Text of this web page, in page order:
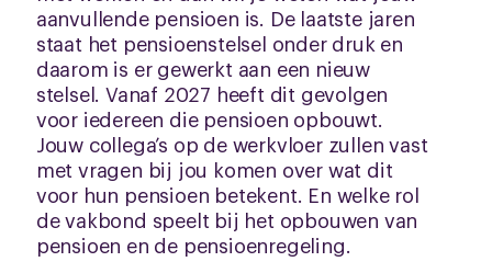
aanvullende pensioen is. De laatste jaren
staat het pensioenstelsel onder druk en
daarom is er gewerkt aan een nieuw
stelsel. Vanaf 2027 heeft dit gevolgen
voor iedereen die pensioen opbouwt.
Jouw collega’s op de werkvloer zullen vast
met vragen bij jou komen over wat dit
voor hun pensioen betekent. En welke rol
de vakbond speelt bij het opbouwen van
pensioen en de pensioenregeling.